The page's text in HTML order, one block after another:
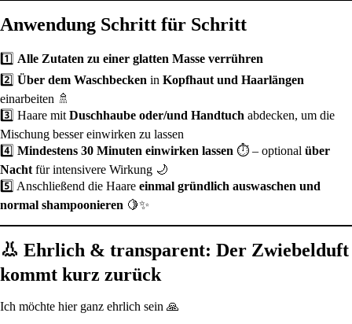
Anwendung Schritt für Schritt
1️⃣ Alle Zutaten zu einer glatten Masse verrühren
2️⃣ Über dem Waschbecken in Kopfhaut und Haarlängen
einarbeiten 🚿
3️⃣ Haare mit Duschhaube oder/und Handtuch abdecken, um die
Mischung besser einwirken zu lassen
4️⃣ Mindestens 30 Minuten einwirken lassen ⏱️ – optional über
Nacht für intensivere Wirkung 🌙
5️⃣ Anschließend die Haare einmal gründlich auswaschen und
normal shampoonieren 🍋✨
👃 Ehrlich & transparent: Der Zwiebelduft
kommt kurz zurück
Ich möchte hier ganz ehrlich sein 🙏